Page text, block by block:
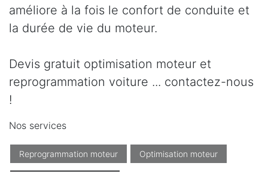
améliore à la fois le confort de conduite et
la durée de vie du moteur.
Devis gratuit optimisation moteur et
reprogrammation voiture ... contactez-nous
!
Nos services
Reprogrammation moteur Optimisation moteur